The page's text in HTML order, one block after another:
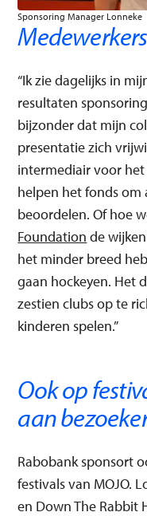
Sponsoring Manager Lonneke
“Ik zie dagelijks in
resultaten
bijzonder dat mijn
presentatie zich
intermediair voor het
helpen het fonds
beoordelen. Of hoe
Foundation de
het minder breed
gaan hockeyen. Het
zestien clubs op te
kinderen spelen.”
Ook op
aan
Rabobank sponsort
festivals van MOJO.
en Down The Rabbit